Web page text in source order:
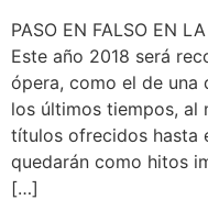
PASO EN FALSO EN
Este año 2018 será
ópera, como el de una
los últimos tiempos, al
títulos ofrecidos hasta
quedarán como hitos
[…]